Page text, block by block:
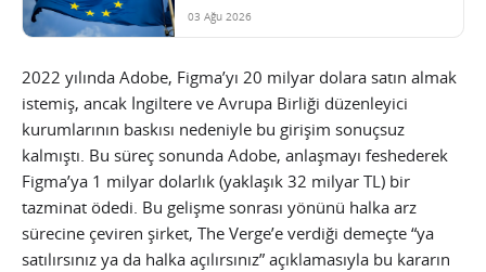
03 Ağu 2026
2022 yılında Adobe, Figma’yı 20 milyar dolara satın almak
istemiş, ancak İngiltere ve Avrupa Birliği düzenleyici
kurumlarının baskısı nedeniyle bu girişim sonuçsuz
kalmıştı. Bu süreç sonunda Adobe, anlaşmayı feshederek
Figma’ya 1 milyar dolarlık (yaklaşık 32 milyar TL) bir
tazminat ödedi. Bu gelişme sonrası yönünü halka arz
sürecine çeviren şirket, The Verge’e verdiği demeçte “ya
satılırsınız ya da halka açılırsınız” açıklamasıyla bu kararın